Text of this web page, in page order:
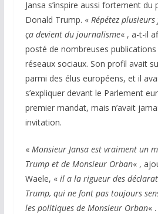
Jansa s’inspire aussi fortement du
Donald Trump. « Répétez
ça devient du journalisme« , a-t-il
posté de nombreuses publications
réseaux sociaux. Son profil avait
parmi des élus européens, et il
s’expliquer devant le Parlement
premier mandat, mais n’avait
invitation.
« Monsieur Jansa est vraiment un
Trump et de Monsieur Orban« ,
Waele, « il a la rigueur des
Trump, qui ne font pas toujours
les politiques de Monsieur Orban« .